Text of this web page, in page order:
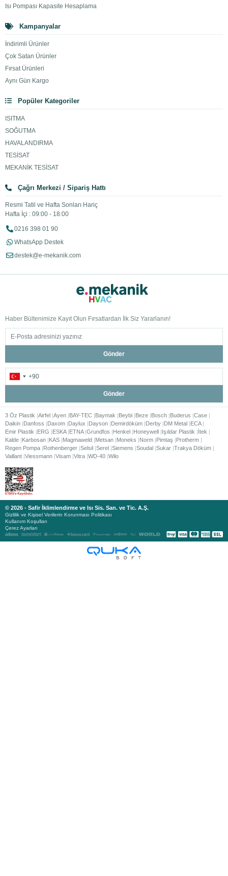
Isı Pompası Kapasite Hesaplama
Kampanyalar
İndirimli Ürünler
Çok Satan Ürünler
Fırsat Ürünleri
Aynı Gün Kargo
Popüler Kategoriler
ISITMA
SOĞUTMA
HAVALANDIRMA
TESİSAT
MEKANİK TESİSAT
Çağrı Merkezi / Sipariş Hattı
Resmi Tatil ve Hafta Sonları Hariç
Hafta İçi : 09:00 - 18:00
0216 398 01 90
WhatsApp Destek
destek@e-mekanik.com
Haber Bültenimize Kayıt Olun Fırsatlardan İlk Siz Yararlanın!
Gönder
Gönder
3 Öz Plastik Airfel Ayen BAY-TEC Baymak Beybi Beze Bosch Buderus Case
Daikin Danfoss Daxom Daylux Dayson Demirdöküm Derby DM Metal ECA
Emir Plastik
ERG ESKA ETNA Grundfos Henkel Honeywell Işıldar Plastik
İtek
Kalde Karbosan KAS Magmaweld Metsan Moneks Norm Pimtaş
Protherm
Regen Pompa Rothenberger Selsil Serel Siemens Soudal Sukar Trakya Döküm
Vaillant Viessmann Visam Vitra WD-40 Wilo
© 2026 - Safir İklimlendirme ve Isı Sis. San. ve Tic. A.Ş.
Gizlilik ve Kişisel Verilerin Korunması Politikası
Kullanım Koşulları
Çerez Ayarları